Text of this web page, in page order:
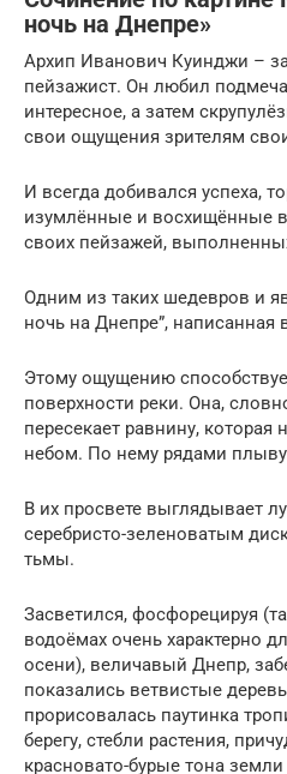
ночь на Днепре»
Архип Иванович Куинджи –
пейзажист. Он любил
интересное, а затем
свои ощущения зрителям
И всегда добивался успеха,
изумлённые и восхищённые
своих пейзажей,
Одним из таких шедевров и
ночь на Днепре”, написанная
Этому ощущению
поверхности реки. Она,
пересекает равнину, которая
небом. По нему рядами
В их просвете выглядывает
серебристо-зеленоватым
тьмы.
Засветился, фосфорецируя
водоёмах очень характерно
осени), величавый Днепр,
показались ветвистые
прорисовалась паутинка
берегу, стебли растения,
красновато-бурые тона